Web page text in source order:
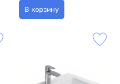
В корзину